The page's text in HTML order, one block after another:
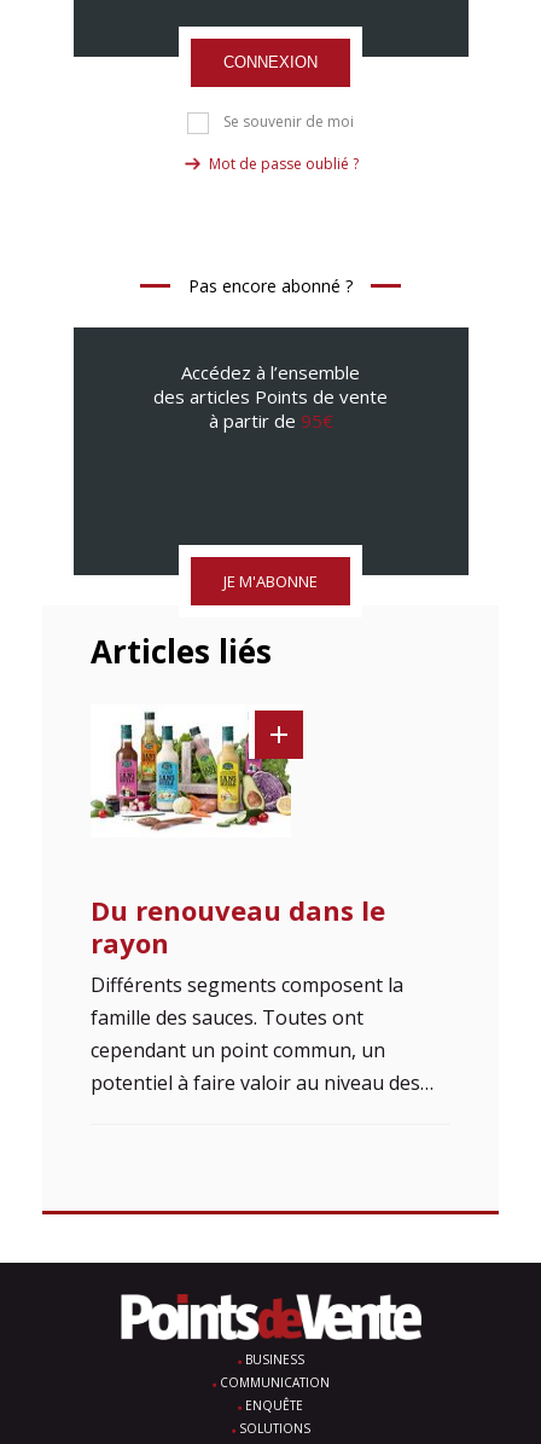
CONNEXION
Se souvenir de moi
Mot de passe oublié ?
Pas encore abonné ?
Accédez à l’ensemble
des articles Points de vente
à partir de 95€
JE M'ABONNE
Articles liés
Du renouveau dans le
rayon
Différents segments composent la
famille des sauces. Toutes ont
cependant un point commun, un
potentiel à faire valoir au niveau des…
BUSINESS
COMMUNICATION
ENQUÊTE
SOLUTIONS